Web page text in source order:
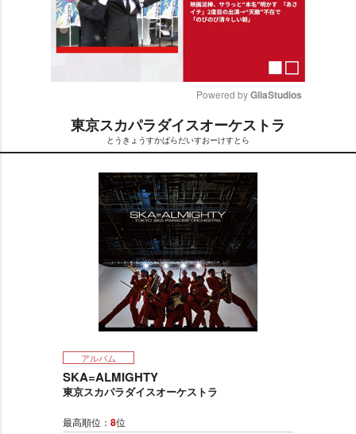
M
t
e
Powered by GliaStudios
東京スカパラダイスオーケストラ
とうきょうすかぱらだいすおーけすとら
アルバム
SKA=ALMIGHTY
東京スカパラダイスオーケストラ
最高順位： 8位